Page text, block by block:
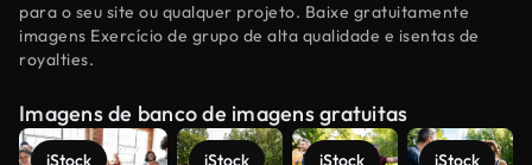
para o seu site ou qualquer projeto. Baixe gratuitamente
imagens Exercício de grupo de alta qualidade e isentas de
royalties.
Imagens de banco de imagens gratuitas
iStock iStock iStock iStock